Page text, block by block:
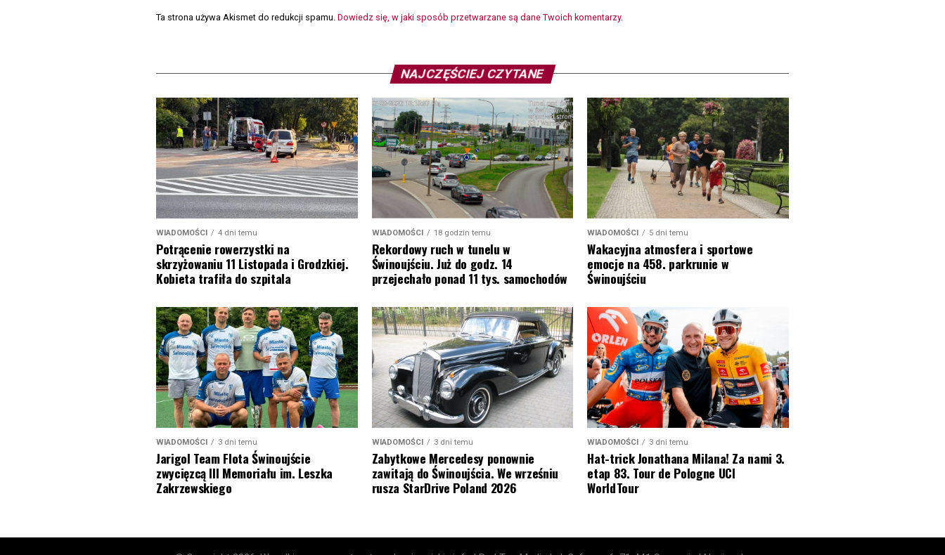
Ta strona używa Akismet do redukcji spamu. Dowiedz się, w jaki sposób przetwarzane są dane Twoich komentarzy.
NAJCZĘŚCIEJ CZYTANE
WIADOMOŚCI 4 dni temu
Potrącenie rowerzystki na
skrzyżowaniu 11 Listopada i Grodzkiej.
Kobieta trafiła do szpitala
WIADOMOŚCI 18 godzin temu
Rekordowy ruch w tunelu w
Świnoujściu. Już do godz. 14
przejechało ponad 11 tys. samochodów
WIADOMOŚCI 5 dni temu
Wakacyjna atmosfera i sportowe
emocje na 458. parkrunie w
Świnoujściu
WIADOMOŚCI 3 dni temu
Jarigol Team Flota Świnoujście
zwycięzcą III Memoriału im. Leszka
Zakrzewskiego
WIADOMOŚCI 3 dni temu
Zabytkowe Mercedesy ponownie
zawitają do Świnoujścia. We wrześniu
rusza StarDrive Poland 2026
WIADOMOŚCI 3 dni temu
Hat-trick Jonathana Milana! Za nami 3.
etap 83. Tour de Pologne UCI
WorldTour